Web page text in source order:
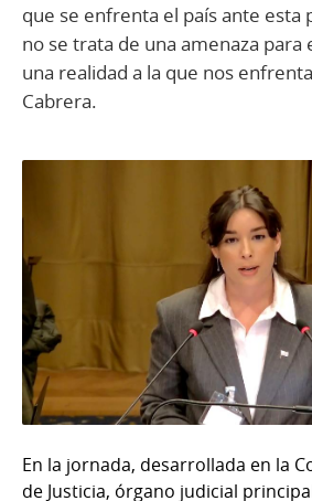
que se enfrenta el país ante esta
no se trata de una amenaza para
una realidad a la que nos
Cabrera.
En la jornada, desarrollada en la
de Justicia, órgano judicial